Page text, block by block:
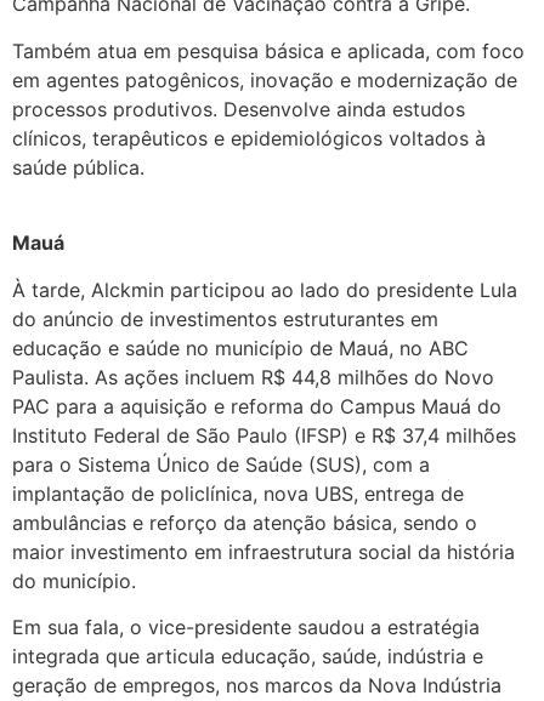
Também atua em pesquisa básica e aplicada, com foco
em agentes patogênicos, inovação e modernização de
processos produtivos. Desenvolve ainda estudos
clínicos, terapêuticos e epidemiológicos voltados à
saúde pública.
Mauá
À tarde, Alckmin participou ao lado do presidente Lula
do anúncio de investimentos estruturantes em
educação e saúde no município de Mauá, no ABC
Paulista. As ações incluem R$ 44,8 milhões do Novo
PAC para a aquisição e reforma do Campus Mauá do
Instituto Federal de São Paulo (IFSP) e R$ 37,4 milhões
para o Sistema Único de Saúde (SUS), com a
implantação de policlínica, nova UBS, entrega de
ambulâncias e reforço da atenção básica, sendo o
maior investimento em infraestrutura social da história
do município.
Em sua fala, o vice-presidente saudou a estratégia
integrada que articula educação, saúde, indústria e
geração de empregos, nos marcos da Nova Indústria